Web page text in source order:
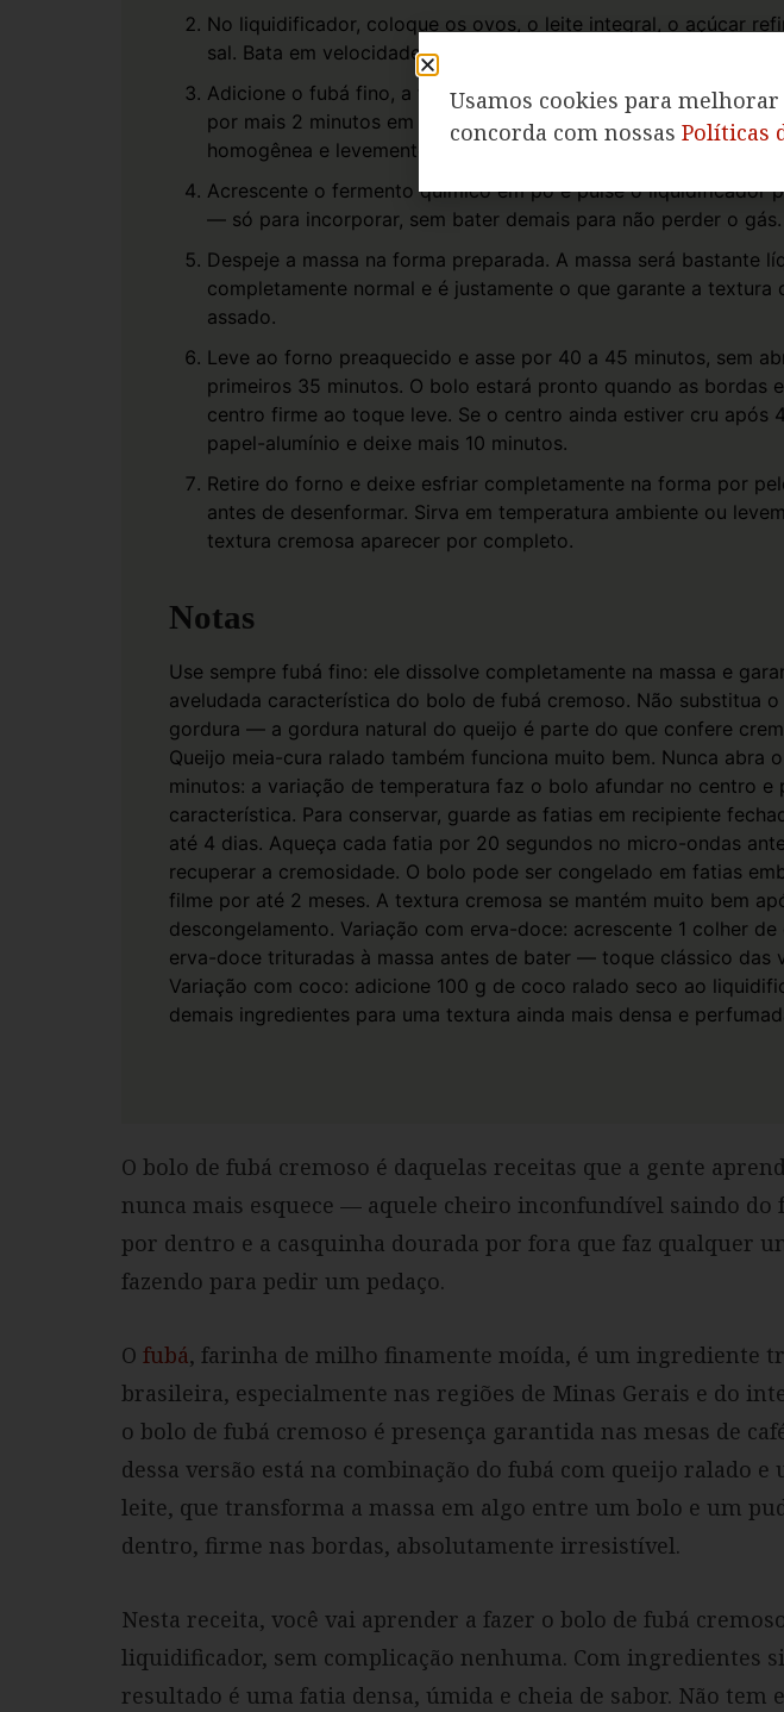
No liquidificador, coloque os ovos, o leite integral, o açúcar
sal. Bata em velocidade média por 1 minuto até misturar bem.
Adicione o fubá fino, a farinha de trigo e o queijo parmesão
por mais 2 minutos em velocidade média-alta, até a massa
homogênea e levemente espumosa.
Acrescente o fermento químico em pó e pulse o liquidificador
— só para incorporar, sem bater demais para não perder o gás.
Despeje a massa na forma preparada. A massa será bastante
completamente normal e é justamente o que garante a textura
assado.
Leve ao forno preaquecido e asse por 40 a 45 minutos, sem
primeiros 35 minutos. O bolo estará pronto quando as bordas
centro firme ao toque leve. Se o centro ainda estiver cru após
papel-alumínio e deixe mais 10 minutos.
Retire do forno e deixe esfriar completamente na forma por
antes de desenformar. Sirva em temperatura ambiente ou
textura cremosa aparecer por completo.
Notas
Use sempre fubá fino: ele dissolve completamente na massa e
aveludada característica do bolo de fubá cremoso. Não substitua
gordura — a gordura natural do queijo é parte do que confere
Queijo meia-cura ralado também funciona muito bem. Nunca abra
minutos: a variação de temperatura faz o bolo afundar no centro e
característica. Para conservar, guarde as fatias em recipiente
até 4 dias. Aqueça cada fatia por 20 segundos no micro-ondas
recuperar a cremosidade. O bolo pode ser congelado em fatias
filme por até 2 meses. A textura cremosa se mantém muito bem
descongelamento. Variação com erva-doce: acrescente 1 colher de
erva-doce trituradas à massa antes de bater — toque clássico das
Variação com coco: adicione 100 g de coco ralado seco ao
demais ingredientes para uma textura ainda mais densa e
O bolo de fubá cremoso é daquelas receitas que a gente
nunca mais esquece — aquele cheiro inconfundível saindo
por dentro e a casquinha dourada por fora que faz qualquer
fazendo para pedir um pedaço.
O fubá, farinha de milho finamente moída, é um ingrediente
brasileira, especialmente nas regiões de Minas Gerais e do
o bolo de fubá cremoso é presença garantida nas mesas de
dessa versão está na combinação do fubá com queijo ralado e
leite, que transforma a massa em algo entre um bolo e um
dentro, firme nas bordas, absolutamente irresistível.
Nesta receita, você vai aprender a fazer o bolo de fubá
liquidificador, sem complicação nenhuma. Com ingredientes
resultado é uma fatia densa, úmida e cheia de sabor. Não
Usamos cookies para
concorda com nossas Políticas